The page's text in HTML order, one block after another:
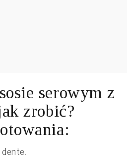
serowym z
zrobić?